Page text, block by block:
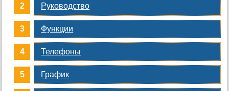
Руководство
Функции
Телефоны
График